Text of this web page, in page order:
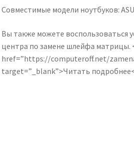
Совместимые модели ноутбуков:
Вы также можете воспользоваться
центра по замене шлейфа матрицы.
href=”https://computeroff.net/
target=”_blank”>Читать